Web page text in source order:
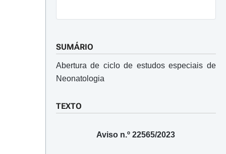
SUMÁRIO
Abertura de ciclo de estudos especiais de
Neonatologia
TEXTO
Aviso n.º 22565/2023